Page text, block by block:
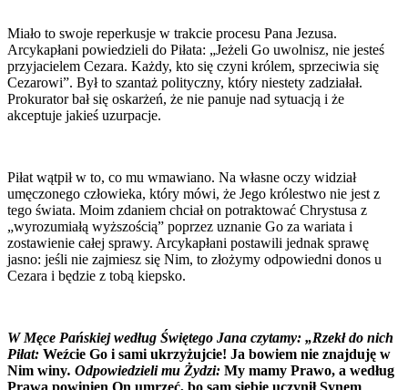
Miało to swoje reperkusje w trakcie procesu Pana Jezusa.
Arcykapłani powiedzieli do Piłata: „Jeżeli Go uwolnisz, nie jesteś
przyjacielem Cezara. Każdy, kto się czyni królem, sprzeciwia się
Cezarowi”. Był to szantaż polityczny, który niestety zadziałał.
Prokurator bał się oskarżeń, że nie panuje nad sytuacją i że
akceptuje jakieś uzurpacje.
Piłat wątpił w to, co mu wmawiano. Na własne oczy widział
umęczonego człowieka, który mówi, że Jego królestwo nie jest z
tego świata. Moim zdaniem chciał on potraktować Chrystusa z
„wyrozumiałą wyższością” poprzez uznanie Go za wariata i
zostawienie całej sprawy. Arcykapłani postawili jednak sprawę
jasno: jeśli nie zajmiesz się Nim, to złożymy odpowiedni donos u
Cezara i będzie z tobą kiepsko.
W Męce Pańskiej według Świętego Jana czytamy: „Rzekł do nich
Piłat: Weźcie Go i sami ukrzyżujcie! Ja bowiem nie znajduję w
Nim winy. Odpowiedzieli mu Żydzi: My mamy Prawo, a według
Prawa powinien On umrzeć, bo sam siebie uczynił Synem